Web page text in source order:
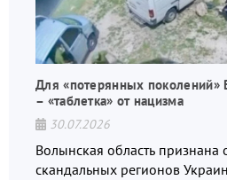
Для «потерянных поколений»
– «таблетка» от нацизма
30.07.2026
Волынская область
скандальных регионов